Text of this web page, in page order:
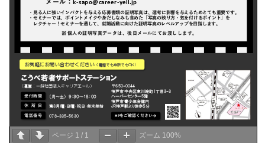
ページ 1 / 1 ズーム 100%